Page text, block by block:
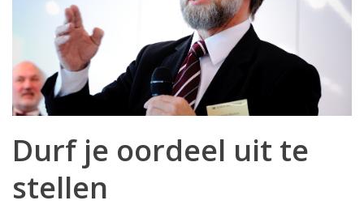
Durf je oordeel uit te
stellen